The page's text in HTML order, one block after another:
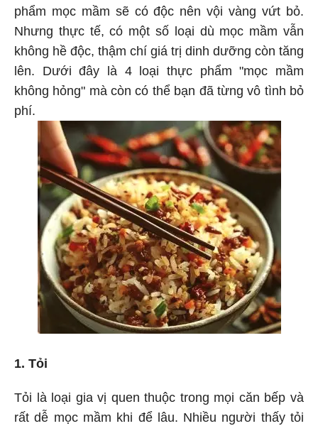
phẩm mọc mầm sẽ có độc nên vội vàng vứt bỏ.
Nhưng thực tế, có một số loại dù mọc mầm vẫn
không hề độc, thậm chí giá trị dinh dưỡng còn tăng
lên. Dưới đây là 4 loại thực phẩm "mọc mầm
không hỏng" mà còn có thể bạn đã từng vô tình bỏ
phí.
1. Tỏi
Tỏi là loại gia vị quen thuộc trong mọi căn bếp và
rất dễ mọc mầm khi để lâu. Nhiều người thấy tỏi